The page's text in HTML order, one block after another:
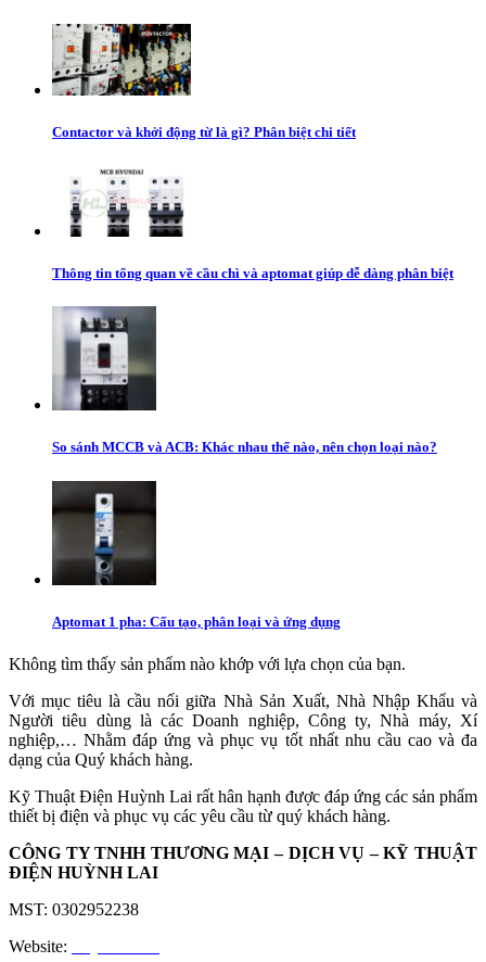
Contactor và khởi động từ là gì? Phân biệt chi tiết
Thông tin tổng quan về cầu chì và aptomat giúp dễ dàng phân biệt
So sánh MCCB và ACB: Khác nhau thế nào, nên chọn loại nào?
Aptomat 1 pha: Cấu tạo, phân loại và ứng dụng
Không tìm thấy sản phẩm nào khớp với lựa chọn của bạn.
Với mục tiêu là cầu nối giữa Nhà Sản Xuất, Nhà Nhập Khẩu và
Người tiêu dùng là các Doanh nghiệp, Công ty, Nhà máy, Xí
nghiệp,… Nhằm đáp ứng và phục vụ tốt nhất nhu cầu cao và đa
dạng của Quý khách hàng.
Kỹ Thuật Điện Huỳnh Lai rất hân hạnh được đáp ứng các sản phẩm
thiết bị điện và phục vụ các yêu cầu từ quý khách hàng.
CÔNG TY TNHH THƯƠNG MẠI – DỊCH VỤ – KỸ THUẬT
ĐIỆN HUỲNH LAI
MST: 0302952238
Website: